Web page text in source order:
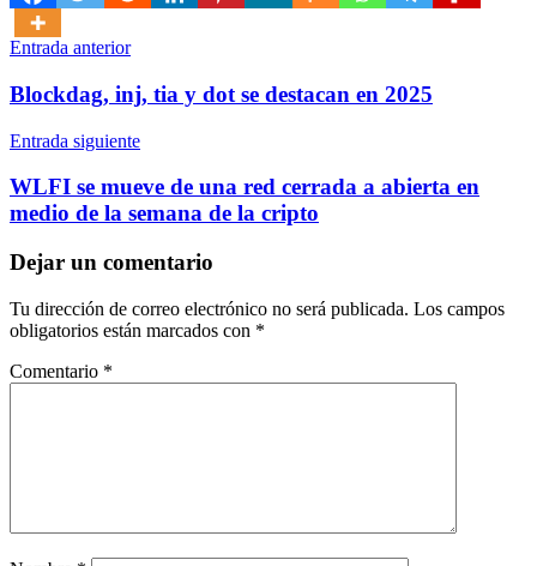
Navegación
de
entradas
Entrada anterior
Blockdag, inj, tia y dot se destacan en 2025
Entrada siguiente
WLFI se mueve de una red cerrada a abierta en
medio de la semana de la cripto
Dejar un comentario
Tu dirección de correo electrónico no será publicada. Los campos
obligatorios están marcados con *
Comentario *